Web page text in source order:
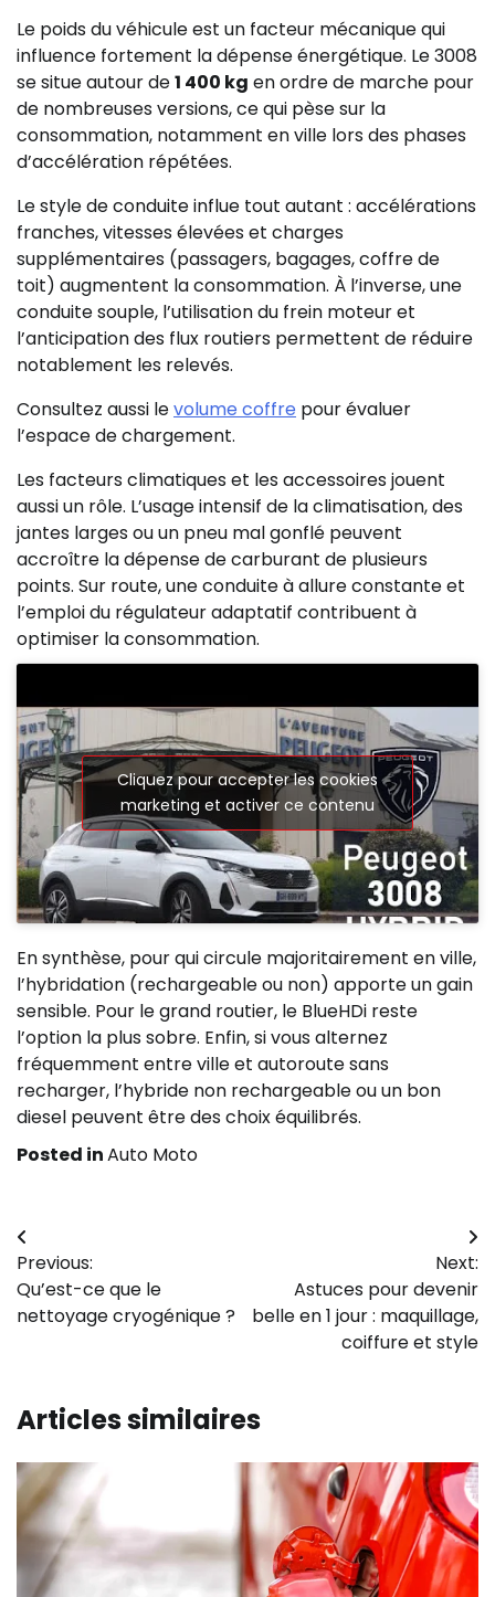
Le poids du véhicule est un facteur mécanique qui
influence fortement la dépense énergétique. Le 3008
se situe autour de1 400 kg en ordre de marche pour
de nombreuses versions, ce qui pèse sur la
consommation, notamment en ville lors des phases
d’accélération répétées.
Le style de conduite influe tout autant : accélérations
franches, vitesses élevées et charges
supplémentaires (passagers, bagages, coffre de
toit) augmentent la consommation. À l’inverse, une
conduite souple, l’utilisation du frein moteur et
l’anticipation des flux routiers permettent de réduire
notablement les relevés.
Consultez aussi levolume coffre pour évaluer
l’espace de chargement.
Les facteurs climatiques et les accessoires jouent
aussi un rôle. L’usage intensif de la climatisation, des
jantes larges ou un pneu mal gonflé peuvent
accroître la dépense de carburant de plusieurs
points. Sur route, une conduite à allure constante et
l’emploi du régulateur adaptatif contribuent à
optimiser la consommation.
Cliquez pour accepter les cookies
marketing et activer ce contenu
En synthèse, pour qui circule majoritairement en ville,
l’hybridation (rechargeable ou non) apporte un gain
sensible. Pour le grand routier, le BlueHDi reste
l’option la plus sobre. Enfin, si vous alternez
fréquemment entre ville et autoroute sans
recharger, l’hybride non rechargeable ou un bon
diesel peuvent être des choix équilibrés.
Posted inAuto Moto
Navigation
de
l’article
Previous:
Qu’est-ce que le
nettoyage cryogénique ?
Next:
Astuces pour devenir
belle en 1 jour : maquillage,
coiffure et style
Articles similaires